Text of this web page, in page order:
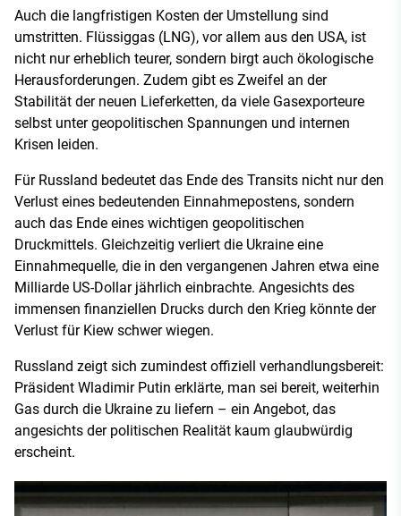
Auch die langfristigen Kosten der Umstellung sind
umstritten. Flüssiggas (LNG), vor allem aus den USA, ist
nicht nur erheblich teurer, sondern birgt auch ökologische
Herausforderungen. Zudem gibt es Zweifel an der
Stabilität der neuen Lieferketten, da viele Gasexporteure
selbst unter geopolitischen Spannungen und internen
Krisen leiden.
Für Russland bedeutet das Ende des Transits nicht nur den
Verlust eines bedeutenden Einnahmepostens, sondern
auch das Ende eines wichtigen geopolitischen
Druckmittels. Gleichzeitig verliert die Ukraine eine
Einnahmequelle, die in den vergangenen Jahren etwa eine
Milliarde US-Dollar jährlich einbrachte. Angesichts des
immensen finanziellen Drucks durch den Krieg könnte der
Verlust für Kiew schwer wiegen.
Russland zeigt sich zumindest offiziell verhandlungsbereit:
Präsident Wladimir Putin erklärte, man sei bereit, weiterhin
Gas durch die Ukraine zu liefern – ein Angebot, das
angesichts der politischen Realität kaum glaubwürdig
erscheint.